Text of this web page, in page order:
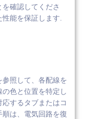
確認してくださ
能を保証します.
照して、各配線を
色と位置を特定し
するタブまたはコ
は、電気回路を復